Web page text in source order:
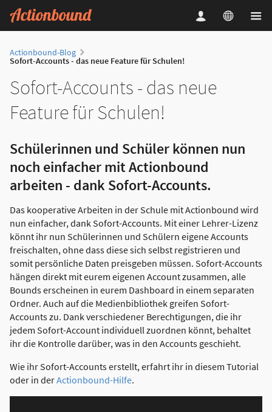
Actionbound-Blog
Sofort-Accounts - das neue Feature für Schulen!
Sofort-Accounts - das neue
Feature für Schulen!
Schülerinnen und Schüler können nun
noch einfacher mit Actionbound
arbeiten - dank Sofort-Accounts.
Das kooperative Arbeiten in der Schule mit Actionbound wird
nun einfacher, dank Sofort-Accounts. Mit einer Lehrer-Lizenz
könnt ihr nun Schülerinnen und Schülern eigene Accounts
freischalten, ohne dass diese sich selbst registrieren und
somit persönliche Daten preisgeben müssen. Sofort-Accounts
hängen direkt mit eurem eigenen Account zusammen, alle
Bounds erscheinen in eurem Dashboard in einem separaten
Ordner. Auch auf die Medienbibliothek greifen Sofort-
Accounts zu. Dank verschiedener Berechtigungen, die ihr
jedem Sofort-Account individuell zuordnen könnt, behaltet
ihr die Kontrolle darüber, was in den Accounts geschieht.
Wie ihr Sofort-Accounts erstellt, erfahrt ihr in diesem Tutorial
oder in derActionbound-Hilfe.